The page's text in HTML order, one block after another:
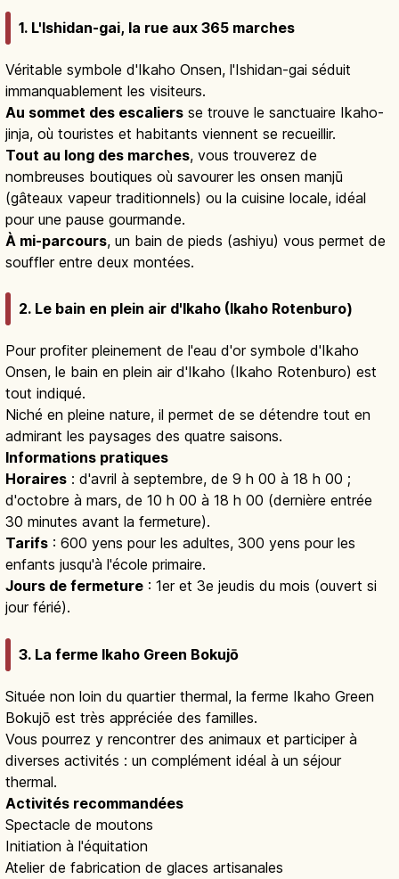
1. L'Ishidan-gai, la rue aux 365 marches
Véritable symbole d'Ikaho Onsen, l'Ishidan-gai séduit
immanquablement les visiteurs.
Au sommet des escaliers se trouve le sanctuaire Ikaho-
jinja, où touristes et habitants viennent se recueillir.
Tout au long des marches, vous trouverez de
nombreuses boutiques où savourer les onsen manjū
(gâteaux vapeur traditionnels) ou la cuisine locale, idéal
pour une pause gourmande.
À mi-parcours, un bain de pieds (ashiyu) vous permet de
souffler entre deux montées.
2. Le bain en plein air d'Ikaho (Ikaho Rotenburo)
Pour profiter pleinement de l'eau d'or symbole d'Ikaho
Onsen, le bain en plein air d'Ikaho (Ikaho Rotenburo) est
tout indiqué.
Niché en pleine nature, il permet de se détendre tout en
admirant les paysages des quatre saisons.
Informations pratiques
Horaires : d'avril à septembre, de 9 h 00 à 18 h 00 ;
d'octobre à mars, de 10 h 00 à 18 h 00 (dernière entrée
30 minutes avant la fermeture).
Tarifs : 600 yens pour les adultes, 300 yens pour les
enfants jusqu'à l'école primaire.
Jours de fermeture : 1er et 3e jeudis du mois (ouvert si
jour férié).
3. La ferme Ikaho Green Bokujō
Située non loin du quartier thermal, la ferme Ikaho Green
Bokujō est très appréciée des familles.
Vous pourrez y rencontrer des animaux et participer à
diverses activités : un complément idéal à un séjour
thermal.
Activités recommandées
Spectacle de moutons
Initiation à l'équitation
Atelier de fabrication de glaces artisanales